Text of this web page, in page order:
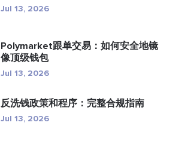
Jul 13, 2026
Polymarket跟单交易：如何安全地镜
像顶级钱包
Jul 13, 2026
反洗钱政策和程序：完整合规指南
Jul 13, 2026